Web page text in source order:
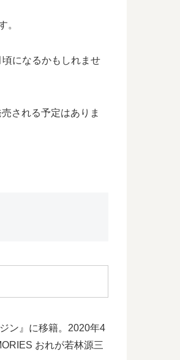
。
になるかもしれませ
される予定はありま
ン』に移籍。2020年4
おれが若林源三